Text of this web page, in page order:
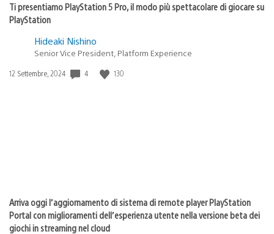
Ti presentiamo PlayStation 5 Pro, il modo più spettacolare di giocare su
PlayStation
Hideaki Nishino
Senior Vice President, Platform Experience
Data
12 Settembre, 2024 4 130
Arriva oggi l’aggiornamento di sistema di remote player PlayStation
Portal con miglioramenti dell’esperienza utente nella versione beta dei
giochi in streaming nel cloud